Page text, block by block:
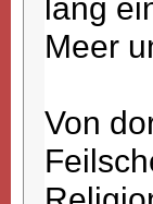
lang
Meer
Von